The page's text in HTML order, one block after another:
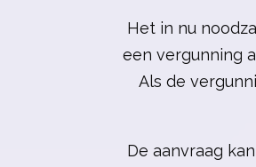
Het in nu
een vergunning
Als de
De aanvraag